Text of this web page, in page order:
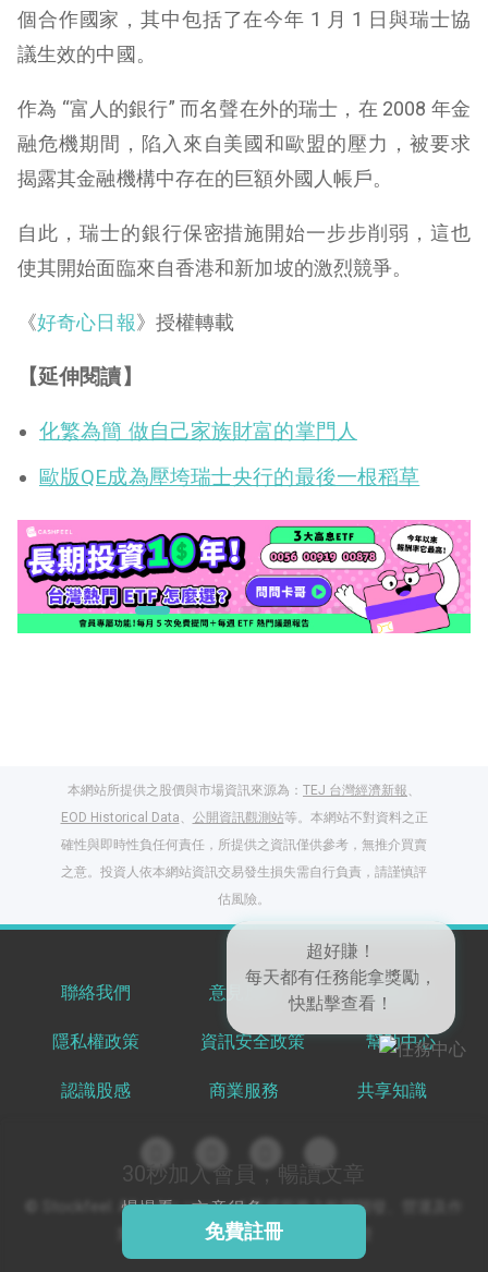
個合作國家，其中包括了在今年 1 月 1 日與瑞士協
議生效的中國。
作為 “富人的銀行” 而名聲在外的瑞士，在 2008 年金
融危機期間，陷入來自美國和歐盟的壓力，被要求
揭露其金融機構中存在的巨額外國人帳戶。
自此，瑞士的銀行保密措施開始一步步削弱，這也
使其開始面臨來自香港和新加坡的激烈競爭。
《好奇心日報》授權轉載
【延伸閱讀】
化繁為簡 做自己家族財富的掌門人
歐版QE成為壓垮瑞士央行的最後一根稻草
30秒加入會員，暢讀文章
慢慢看，文章很多
免費註冊
本網站所提供之股價與市場資訊來源為： TEJ 台灣經濟新報、
EOD Historical Data、 公開資訊觀測站等。本網站不對資料之正
確性與即時性負任何責任，所提供之資訊僅供參考，無推介買賣
之意。投資人依本網站資訊交易發生損失需自行負責，請謹慎評
估風險。
聯絡我們 意見反饋 服務條款
隱私權政策 資訊安全政策 幫助中心
認識股感 商業服務 共享知識
© Stockfeel. All rights reserved 股感服務之軟體開發、營運及作
業環境通過 ISO/IEC 27001:2022 驗證
超好賺！
每天都有任務能拿獎勵，
登入股感會員，閱讀
任一文章
出國就缺這咖？股